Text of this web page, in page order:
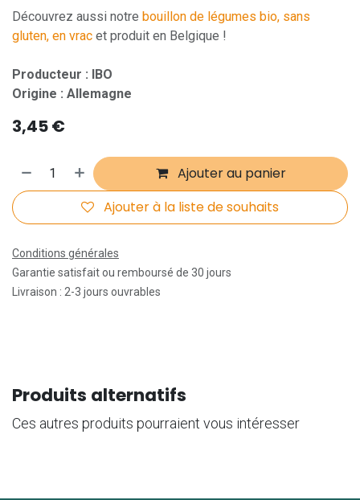
Découvrez aussi notre bouillon de légumes bio, sans
gluten, en vrac et produit en Belgique !
Producteur : IBO
Origine : Allemagne
3,45€
Ajouter au panier
Ajouter à la liste de souhaits
Conditions générales
Garantie satisfait ou remboursé de 30 jours
Livraison : 2-3 jours ouvrables
Produits alternatifs
Ces autres produits pourraient vous intéresser